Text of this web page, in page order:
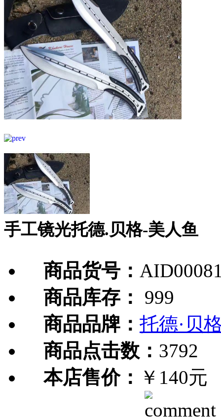
手工镜光托德.贝格-美人鱼
商品货号：
商品库存：
999
商品品牌： 托德·贝
商品点击数： 3792
本店售价： ￥140元